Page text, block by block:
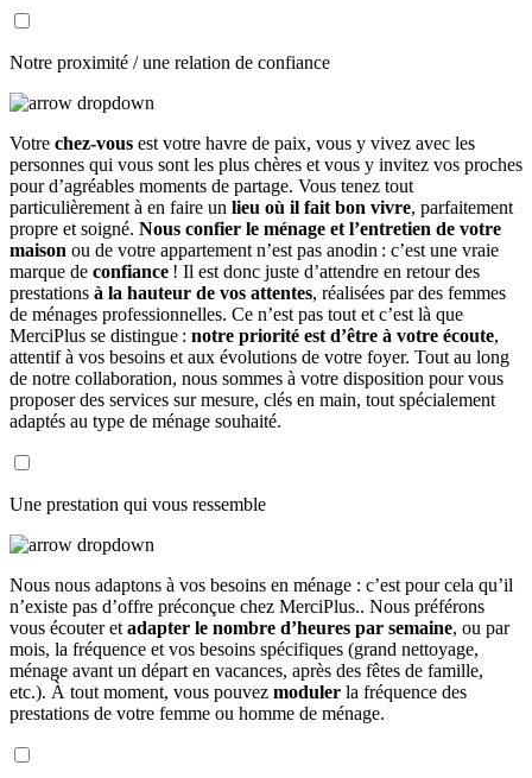
Notre proximité / une relation de confiance
Votre chez-vous est votre havre de paix, vous y vivez avec les
personnes qui vous sont les plus chères et vous y invitez vos proches
pour d’agréables moments de partage. Vous tenez tout
particulièrement à en faire un lieu où il fait bon vivre, parfaitement
propre et soigné. Nous confier le ménage et l’entretien de votre
maison ou de votre appartement n’est pas anodin : c’est une vraie
marque de confiance ! Il est donc juste d’attendre en retour des
prestations à la hauteur de vos attentes, réalisées par des femmes
de ménages professionnelles. Ce n’est pas tout et c’est là que
MerciPlus se distingue : notre priorité est d’être à votre écoute,
attentif à vos besoins et aux évolutions de votre foyer. Tout au long
de notre collaboration, nous sommes à votre disposition pour vous
proposer des services sur mesure, clés en main, tout spécialement
adaptés au type de ménage souhaité.
Une prestation qui vous ressemble
Nous nous adaptons à vos besoins en ménage : c’est pour cela qu’il
n’existe pas d’offre préconçue chez MerciPlus.. Nous préférons
vous écouter et adapter le nombre d’heures par semaine, ou par
mois, la fréquence et vos besoins spécifiques (grand nettoyage,
ménage avant un départ en vacances, après des fêtes de famille,
etc.). À tout moment, vous pouvez moduler la fréquence des
prestations de votre femme ou homme de ménage.